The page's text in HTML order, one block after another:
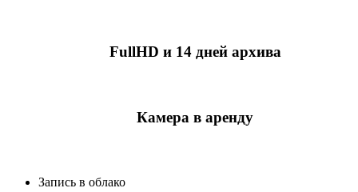
FullHD и 14 дней архива
Камера в аренду
Запись в облако